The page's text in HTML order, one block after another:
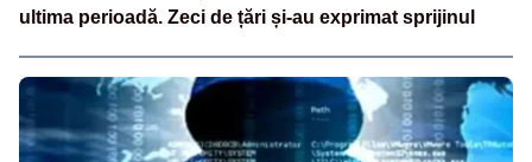
ultima perioadă. Zeci de țări și-au exprimat sprijinul